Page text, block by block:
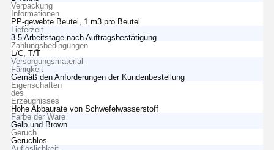
Verpackung
Informationen
PP-gewebte Beutel, 1 m3 pro Beutel
Lieferzeit
3-5 Arbeitstage nach Auftragsbestätigung
Zahlungsbedingungen
L/C, T/T
Versorgungsmaterial-
Fähigkeit
Gemäß den Anforderungen der Kundenbestellung
Eigenschaften
des
Erzeugnisses
Hohe Abbaurate von Schwefelwasserstoff
Farbe der Ware
Gelb und Brown
Geruch
Geruchlos